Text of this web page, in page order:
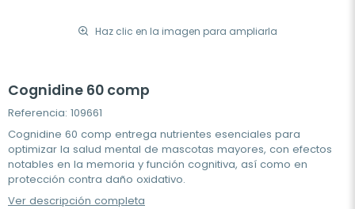
Haz clic en la imagen para ampliarla
Cognidine 60 comp
Referencia: 109661
Cognidine 60 comp entrega nutrientes esenciales para
optimizar la salud mental de mascotas mayores, con efectos
notables en la memoria y función cognitiva, así como en
protección contra daño oxidativo.
Ver descripción completa